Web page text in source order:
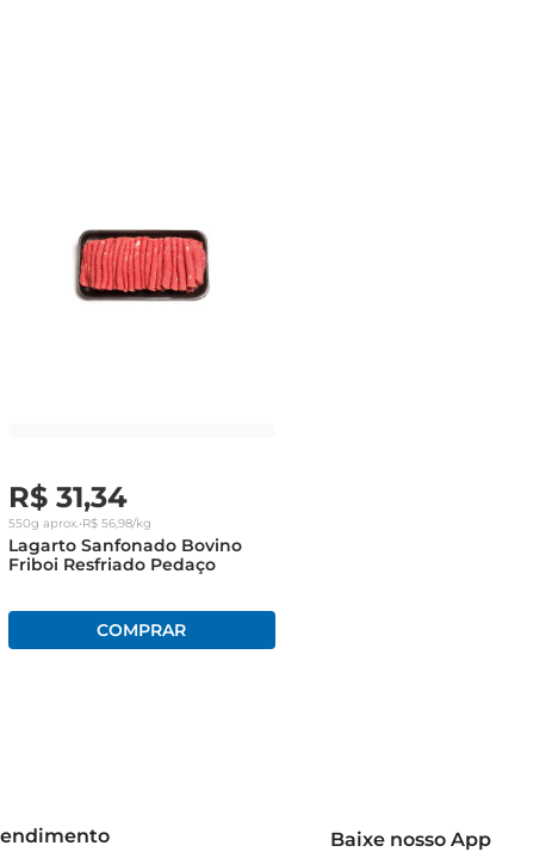
e vitaminas do complexo B, que contribuem para o
momentos especiais à mesa com família e amigos.
R$ 31,34
550g aprox.•R$ 56,98/kg
Lagarto Sanfonado Bovino
Friboi Resfriado Pedaço
Baixe nosso App